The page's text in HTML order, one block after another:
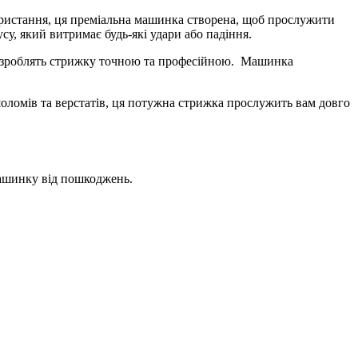
ця преміальна машинка створена, щоб прослужити
який витримає будь-які удари або падіння.
зроблять стрижку точною та професійною. Машинка
та верстатів, ця потужна стрижка прослужить вам довго
від пошкоджень.